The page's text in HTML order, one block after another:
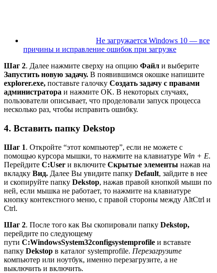
Не загружается Windows 10 — все
причины и исправление ошибок при загрузке
Шаг 2. Далее нажмите сверху на опцию Файл и выберите
Запустить новую задачу. В появившимся окошке напишите
explorer.exe, поставьте галочку Создать задачу с правами
администратора и нажмите OK. В некоторых случаях,
пользователи описывает, что проделовали запуск процесса
несколько раз, чтобы исправить ошибку.
4. Вставить папку Dekstop
Шаг 1. Откройте “этот компьютер”, если не можете с
помощью курсора мышки, то нажмите на клавиатуре Win + E.
Перейдите C:User и включите Скрытые элементы нажав на
вкладку Вид. Далее Вы увидите папку Default, зайдите в нее
и скопируйте папку Dekstop, нажав правой кнопкой мыши по
ней, если мышка не работает, то нажмите на клавиатуре
кнопку контекстного меню, с правой стороны между AltCtrl и
Ctrl.
Шаг 2. После того как Вы скопировали папку Dekstop,
перейдите по следующему
пути C:WindowsSystem32configsystemprofile и вставьте
папку Dekstop в каталог systemprofile. Перезагрузите
компьютер или ноутбук, именно перезагрузите, а не
выключить и включить.